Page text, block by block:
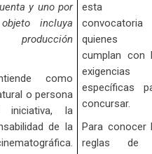
y uno por
incluya
como
o persona
la
de la
esta
quienes
cumplan con
exigencias
específicas
concursar.
Para conocer
reglas de